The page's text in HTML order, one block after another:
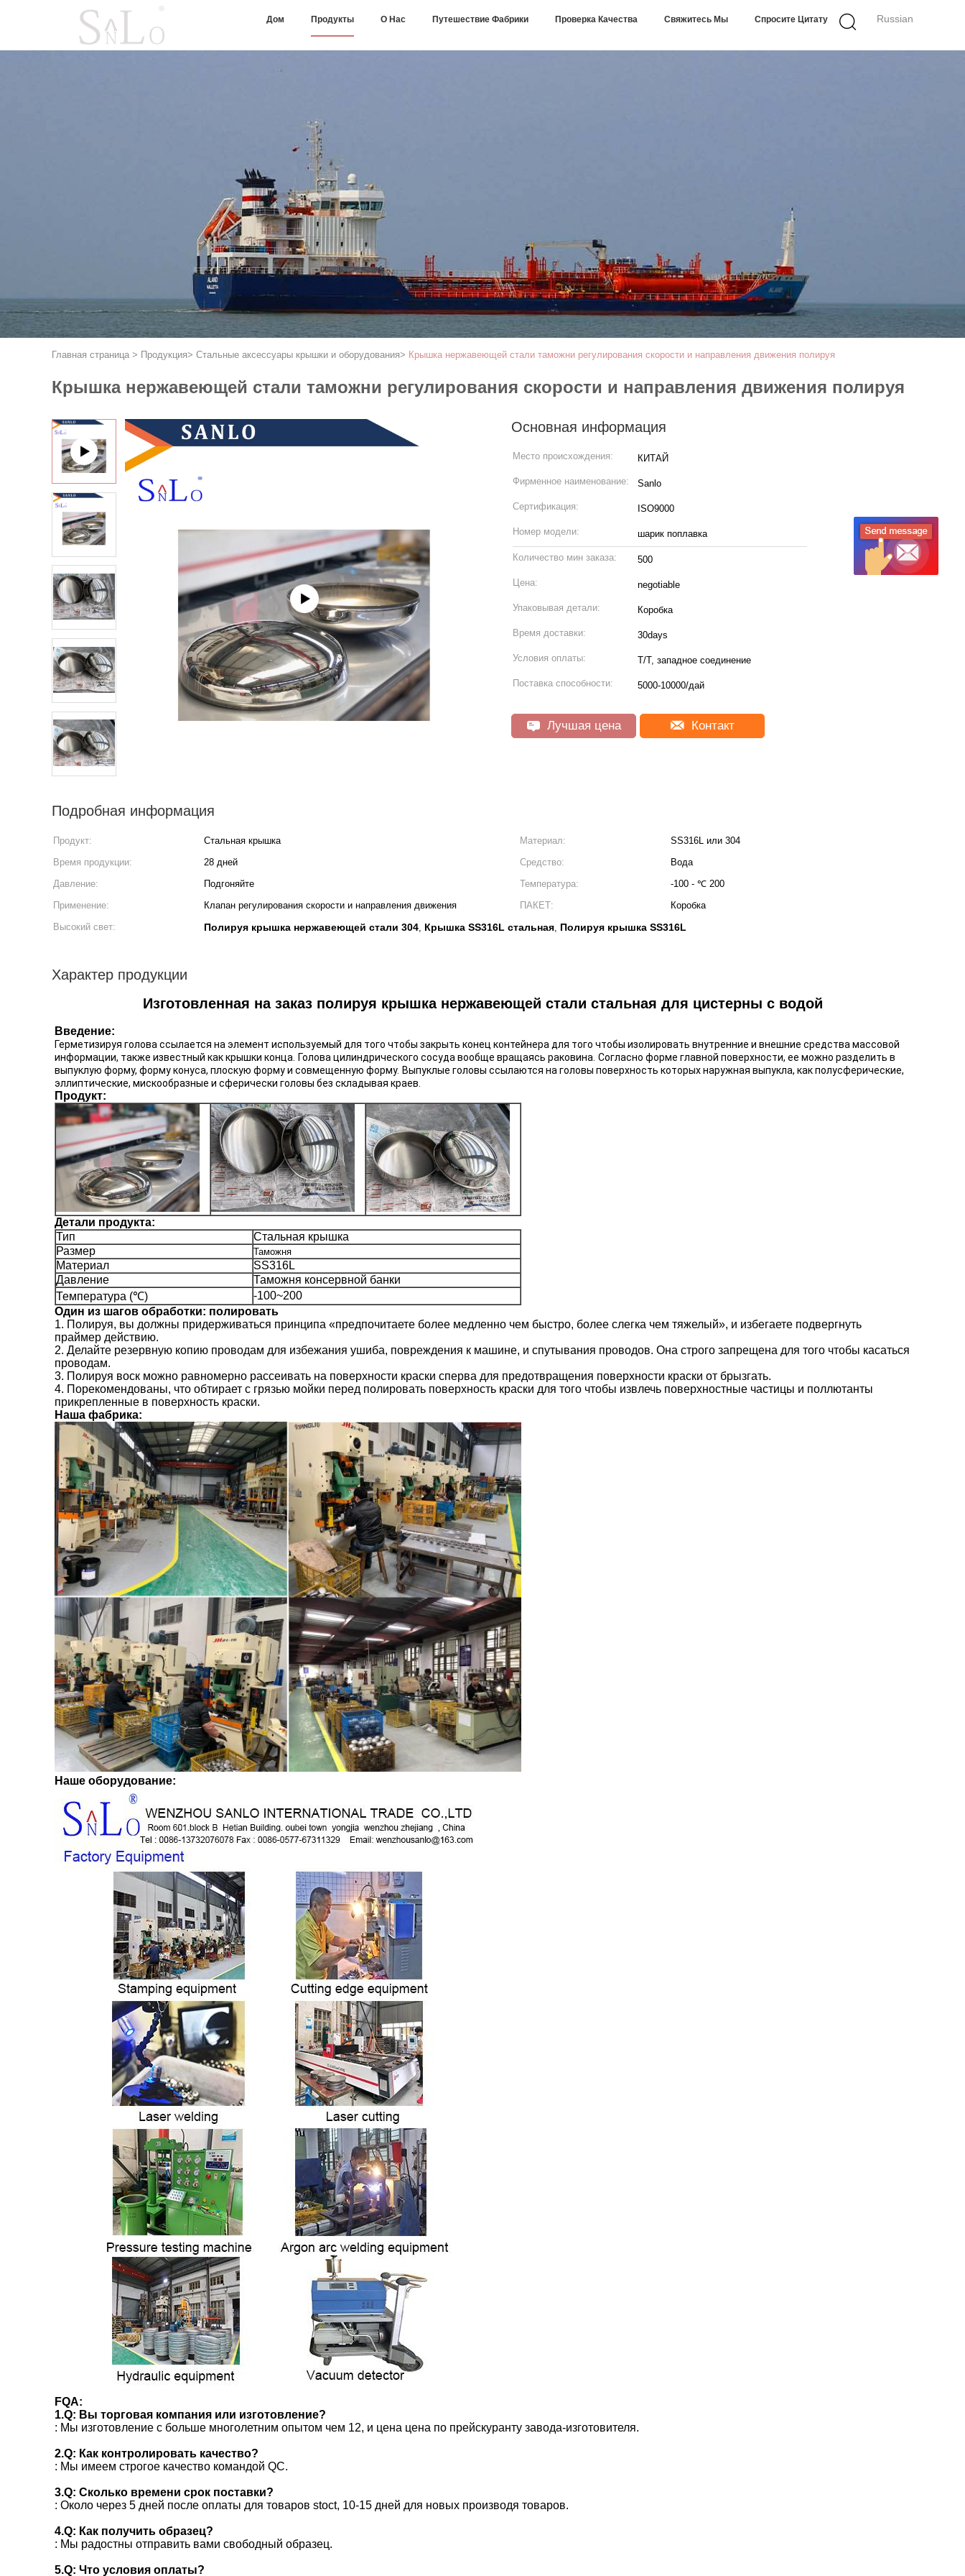
Russian
Дом Продукты О Нас Путешествие Фабрики Проверка Качества Свяжитесь Мы Спросите Цитату
Главная страница > Продукция> Стальные аксессуары крышки и оборудования> Крышка нержавеющей стали таможни регулирования скорости и направления движения полируя
Крышка нержавеющей стали таможни регулирования скорости и направления движения полируя
Основная информация
Место происхождения: КИТАЙ
Фирменное наименование: Sanlo
Сертификация: ISO9000
Номер модели: шарик поплавка
Количество мин заказа: 500
Цена: negotiable
Упаковывая детали: Коробка
Время доставки: 30days
Условия оплаты: T/T, западное соединение
Поставка способности: 5000-10000/дай
Лучшая цена Контакт
Подробная информация
Продукт: Стальная крышка Материал:
SS316L или 304
Время продукции:
28 дней Средство:
Вода
Давление:
Подгоняйте Температура:
-100 - ℃ 200
Применение:
Клапан регулирования скорости и направления движения ПАКЕТ:
Коробка
Высокий свет:
Полируя крышка нержавеющей стали 304, Крышка SS316L стальная, Полируя крышка SS316L
Характер продукции
Изготовленная на заказ полируя крышка нержавеющей стали стальная для цистерны с водой
Введение:
Герметизируя голова ссылается на элемент используемый для того чтобы закрыть конец контейнера для того чтобы изолировать внутренние и внешние средства массовой
информации, также известный как крышки конца.
Голова цилиндрического сосуда вообще вращаясь раковина. Согласно форме главной поверхности, ее можно разделить в
выпуклую форму, форму конуса, плоскую форму и совмещенную форму. Выпуклые головы ссылаются на головы поверхность которых наружная выпукла, как полусферические,
эллиптические, мискообразные и сферически головы без складывая краев.
Продукт:
Детали продукта:
Тип
Стальная крышка
Размер
Таможня
Материал
SS316L
Давление
Таможня консервной банки
Температура (℃)
-100~200
Один из шагов обработки: полировать
1. Полируя, вы должны придерживаться принципа «предпочитаете более медленно чем быстро, более слегка чем тяжелый», и избегаете подвергнуть
праймер действию.
2. Делайте резервную копию проводам для избежания ушиба, повреждения к машине, и спутывания проводов. Она строго запрещена для того чтобы касаться
проводам.
3. Полируя воск можно равномерно рассеивать на поверхности краски сперва для предотвращения поверхности краски от брызгать.
4. Порекомендованы, что обтирает с грязью мойки перед полировать поверхность краски для того чтобы извлечь поверхностные частицы и поллютанты
прикрепленные в поверхность краски.
Наша фабрика:
Наше оборудование:
FQA:
1.Q: Вы торговая компания или изготовление?
: Мы изготовление с больше многолетним опытом чем 12, и цена цена по прейскуранту завода-изготовителя.
2.Q: Как контролировать качество?
: Мы имеем строгое качество командой QC.
3.Q: Сколько времени срок поставки?
: Около через 5 дней после оплаты для товаров stoct, 10-15 дней для новых производя товаров.
4.Q: Как получить образец?
: Мы радостны отправить вами свободный образец.
5.Q: Что условия оплаты?